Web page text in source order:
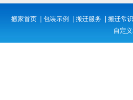
搬家首页 包装示例 搬迁服务
搬迁常识
自定